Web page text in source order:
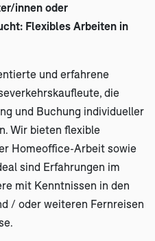
innen oder
Flexibles Arbeiten in
und erfahrene
die
und Buchung individueller
Wir bieten flexible
Homeoffice-Arbeit sowie
sind Erfahrungen im
mit Kenntnissen in den
/ oder weiteren Fernreisen